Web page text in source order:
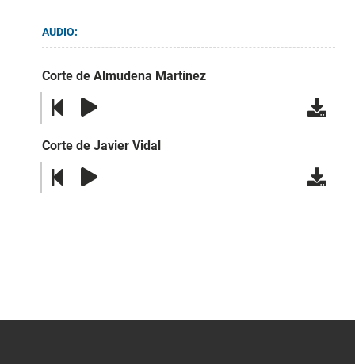
AUDIO:
Corte de Almudena Martínez
Corte de Javier Vidal